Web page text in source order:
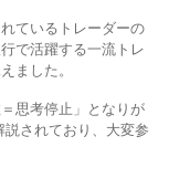
ているトレーダーの
で活躍する一流トレ
ました。
思考停止」となりが
説されており、大変参